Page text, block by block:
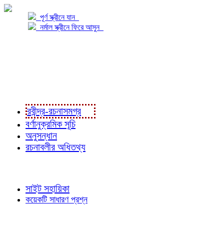
পূর্ণ স্ক্রীনে যান
নর্মাল স্ক্রীনে ফিরে আসুন
রবীন্দ্র-রচনাসমগ্র
বর্ণানুক্রমিক সূচি
অনুসন্ধান
রচনাবলীর অধিতথ্য
সাইট সহায়িকা
কয়েকটি সাধারণ প্রশ্ন